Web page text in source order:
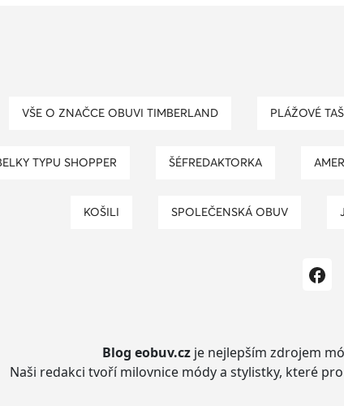
VŠE O ZNAČCE OBUVI TIMBERLAND PLÁŽOVÉ
TYPU SHOPPER ŠÉFREDAKTORKA
KOŠILI SPOLEČENSKÁ OBUV
Blog eobuv.cz je nejlepším zdrojem
Naši redakci tvoří milovnice módy a stylistky, které